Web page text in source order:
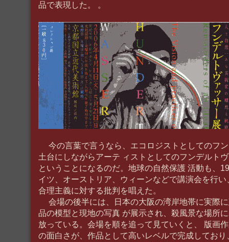
品で表現した。 。
今の言葉で言うなら、エコロジストとしてのフ
土台にしながらアーテ ィストとしてのフンデルト
ということになるのだ。地球の自然保護 活動も、
イツ、オーストリア、ウィーンなどで講演会を行
合理主義に対する批判を唱えた。
会場の後半には、日本の大阪の湾岸地帯に実際
品の模型と現地の写真 が展示され、殺風景な場所
放っている。会場を順を追って見ていくと、 版画
の面白さが、作品として高いレベルで完成してお